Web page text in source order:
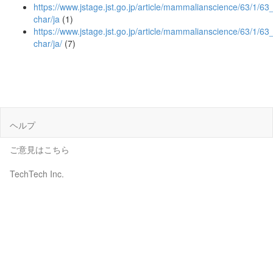
https://www.jstage.jst.go.jp/article/mammalianscience/63/1/
char/ja (1)
https://www.jstage.jst.go.jp/article/mammalianscience/63/1/
char/ja/ (7)
ヘルプ
ご意見はこちら
TechTech Inc.